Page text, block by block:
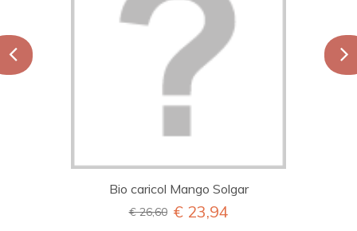
Bio caricol Mango Solgar
€ 26,60 € 23,94